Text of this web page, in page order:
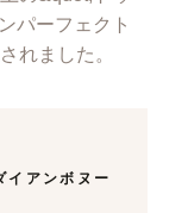
パーフェクト
れました。
アンボヌー